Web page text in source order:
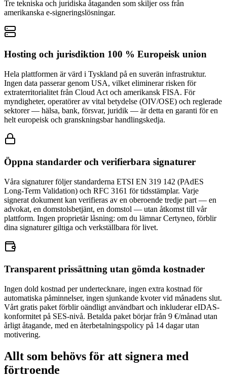
Tre tekniska och juridiska åtaganden som skiljer oss från
amerikanska e-signeringslösningar.
Hosting och jurisdiktion 100 % Europeisk union
Hela plattformen är värd i Tyskland på en suverän infrastruktur.
Ingen data passerar genom USA, vilket eliminerar risken för
extraterritorialitet från Cloud Act och amerikansk FISA. För
myndigheter, operatörer av vital betydelse (OIV/OSE) och reglerade
sektorer — hälsa, bank, försvar, juridik — är detta en garanti för en
helt europeisk och granskningsbar handlingskedja.
Öppna standarder och verifierbara signaturer
Våra signaturer följer standarderna ETSI EN 319 142 (PAdES
Long-Term Validation) och RFC 3161 för tidsstämplar. Varje
signerat dokument kan verifieras av en oberoende tredje part — en
advokat, en domstolsbetjänt, en domstol — utan åtkomst till vår
plattform. Ingen proprietär låsning: om du lämnar Certyneo, förblir
dina signaturer giltiga och verkställbara för livet.
Transparent prissättning utan gömda kostnader
Ingen dold kostnad per undertecknare, ingen extra kostnad för
automatiska påminnelser, ingen sjunkande kvoter vid månadens slut.
Vårt gratis paket förblir oändligt användbart och inkluderar eIDAS-
konformitet på SES-nivå. Betalda paket börjar från 9 €/månad utan
årligt åtagande, med en återbetalningspolicy på 14 dagar utan
motivering.
Allt som behövs för att signera med
förtroende